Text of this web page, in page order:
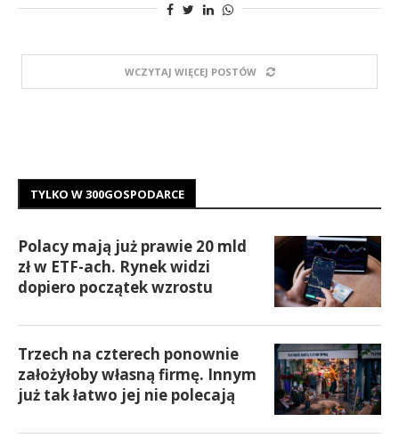
WCZYTAJ WIĘCEJ POSTÓW
TYLKO W 300GOSPODARCE
Polacy mają już prawie 20 mld
zł w ETF-ach. Rynek widzi
dopiero początek wzrostu
Trzech na czterech ponownie
założyłoby własną firmę. Innym
już tak łatwo jej nie polecają